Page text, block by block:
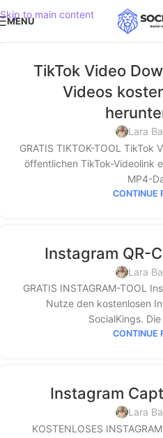
Skip to main content
MENU
TikTok Video
Videos
Lara
GRATIS TIKTOK-TOOL TikTok
öffentlichen TikTok-Videolink
MP4-
CONTINUE
Instagram QR-
Lara
GRATIS INSTAGRAM-TOOL
Nutze den kostenlosen
SocialKings.
CONTINUE
Instagram
Lara
KOSTENLOSES